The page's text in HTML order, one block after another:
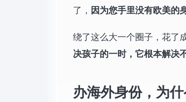
了， 因为您手里没有欧美的
绕了这么大一个圈子，花了
决孩子的一时，它根本解决
办海外身份，为